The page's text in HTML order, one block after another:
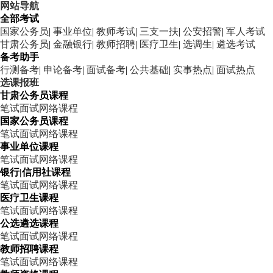
网站导航
全部考试
国家公务员| 事业单位| 教师考试| 三支一扶| 公安招警| 军人考试
甘肃公务员| 金融银行| 教师招聘| 医疗卫生| 选调生| 遴选考试
备考助手
行测备考| 申论备考| 面试备考| 公共基础| 实事热点| 面试热点
选课报班
甘肃公务员课程
笔试面试网络课程
国家公务员课程
笔试面试网络课程
事业单位课程
笔试面试网络课程
银行|信用社课程
笔试面试网络课程
医疗卫生课程
笔试面试网络课程
公选遴选课程
笔试面试网络课程
教师招聘课程
笔试面试网络课程